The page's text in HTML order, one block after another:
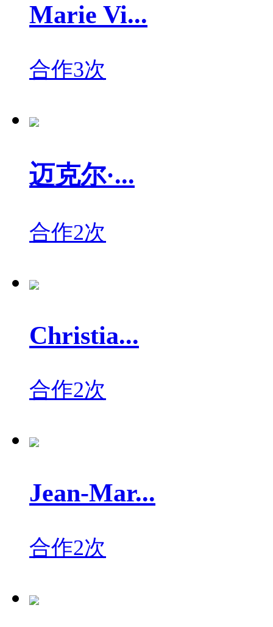
Marie Vi...
合作3次
迈克尔·...
合作2次
Christia...
合作2次
Jean-Mar...
合作2次